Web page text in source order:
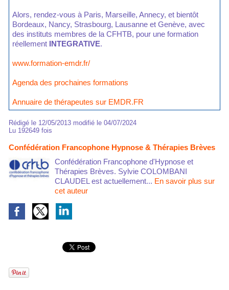
Alors, rendez-vous à Paris, Marseille, Annecy, et bientôt
Bordeaux, Nancy, Strasbourg, Lausanne et Genève, avec
des instituts membres de la CFHTB, pour une formation
réellement INTEGRATIVE.
www.formation-emdr.fr/
Agenda des prochaines formations
Annuaire de thérapeutes sur EMDR.FR
Rédigé le 12/05/2013 modifié le 04/07/2024
Lu 192649 fois
Confédération Francophone Hypnose & Thérapies Brèves
Confédération Francophone d'Hypnose et
Thérapies Brèves. Sylvie COLOMBANI
CLAUDEL est actuellement... En savoir plus sur
cet auteur